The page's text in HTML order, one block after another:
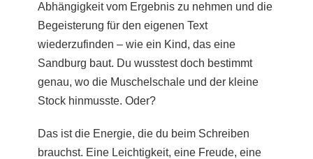
Abhängigkeit vom Ergebnis zu nehmen und die
Begeisterung für den eigenen Text
wiederzufinden – wie ein Kind, das eine
Sandburg baut. Du wusstest doch bestimmt
genau, wo die Muschelschale und der kleine
Stock hinmusste. Oder?
Das ist die Energie, die du beim Schreiben
brauchst. Eine Leichtigkeit, eine Freude, eine